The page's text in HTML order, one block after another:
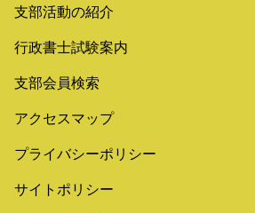
支部活動の紹介
行政書士試験案内
支部会員検索
アクセスマップ
プライバシーポリシー
サイトポリシー